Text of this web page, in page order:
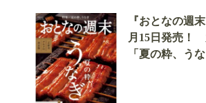
『おとなの週
月15日発売！
「夏の粋、うな